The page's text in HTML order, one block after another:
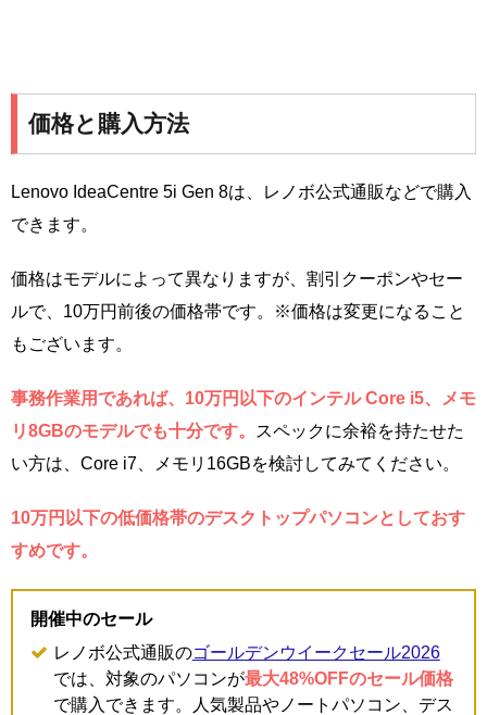
価格と購入方法
Lenovo IdeaCentre 5i Gen 8は、レノボ公式通販などで購入
できます。
価格はモデルによって異なりますが、割引クーポンやセー
ルで、10万円前後の価格帯です。※価格は変更になること
もございます。
事務作業用であれば、10万円以下のインテル Core i5、メモ
リ8GBのモデルでも十分です。
スペックに余裕を持たせた
い方は、Core i7、メモリ16GBを検討してみてください。
10万円以下の低価格帯のデスクトップパソコンとしておす
すめです。
開催中のセール
レノボ公式通販のゴールデンウイークセール2026
では、対象のパソコンが最大48%OFFのセール価格
で購入できます。人気製品やノートパソコン、デス